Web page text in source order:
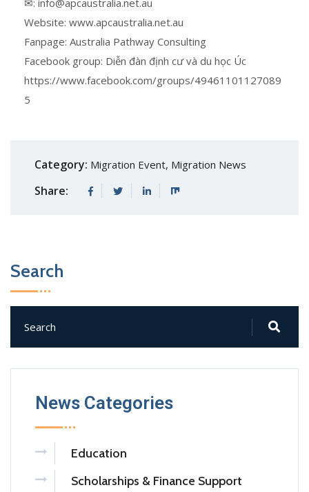
✉: info@apcaustralia.net.au
Website: www.apcaustralia.net.au
Fanpage: Australia Pathway Consulting
Facebook group: Diễn đàn định cư và du học Úc
https://www.facebook.com/groups/49461101127089
5
Category: Migration Event, Migration News
Share:
Search
News Categories
Education
Scholarships & Finance Support